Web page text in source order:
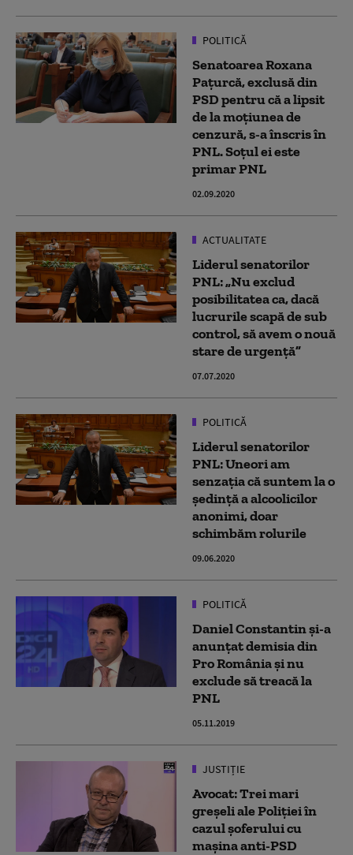
POLITICĂ
Senatoarea Roxana
Pațurcă, exclusă din
PSD pentru că a lipsit
de la moțiunea de
cenzură, s-a înscris în
PNL. Soțul ei este
primar PNL
02.09.2020
ACTUALITATE
Liderul senatorilor
PNL: „Nu exclud
posibilitatea ca, dacă
lucrurile scapă de sub
control, să avem o nouă
stare de urgență”
07.07.2020
POLITICĂ
Liderul senatorilor
PNL: Uneori am
senzaţia că suntem la o
şedinţă a alcoolicilor
anonimi, doar
schimbăm rolurile
09.06.2020
POLITICĂ
Daniel Constantin și-a
anunțat demisia din
Pro România și nu
exclude să treacă la
PNL
05.11.2019
JUSTIȚIE
Avocat: Trei mari
greșeli ale Poliției în
cazul șoferului cu
mașina anti-PSD